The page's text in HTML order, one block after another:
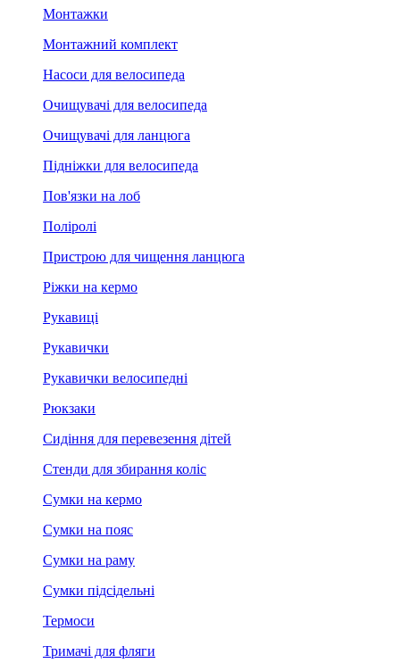
Монтажки
Монтажний комплект
Насоси для велосипеда
Очищувачі для велосипеда
Очищувачі для ланцюга
Підніжки для велосипеда
Пов'язки на лоб
Поліролі
Пристрою для чищення ланцюга
Ріжки на кермо
Рукавиці
Рукавички
Рукавички велосипедні
Рюкзаки
Сидіння для перевезення дітей
Стенди для збирання коліс
Сумки на кермо
Сумки на пояс
Сумки на раму
Сумки підсідельні
Термоси
Тримачі для фляги